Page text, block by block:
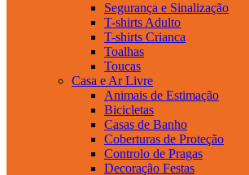
Segurança e Sinalização
T-shirts Adulto
T-shirts Crianca
Toalhas
Toucas
Casa e Ar Livre
Animais de Estimação
Bicicletas
Casas de Banho
Coberturas de Proteção
Controlo de Pragas
Decoração Festas